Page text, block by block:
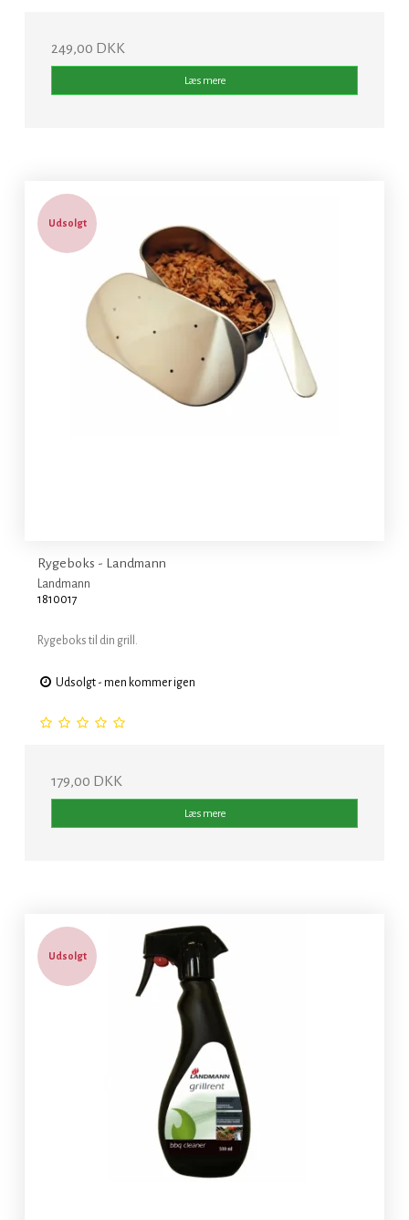
249,00 DKK
Læs mere
Udsolgt
Rygeboks - Landmann
Landmann
1810017
Rygeboks til din grill.
Udsolgt - men kommer igen
179,00 DKK
Læs mere
Udsolgt